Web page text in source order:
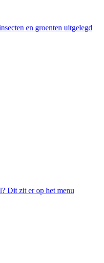
en groenten uitgelegd
Dit zit er op het menu